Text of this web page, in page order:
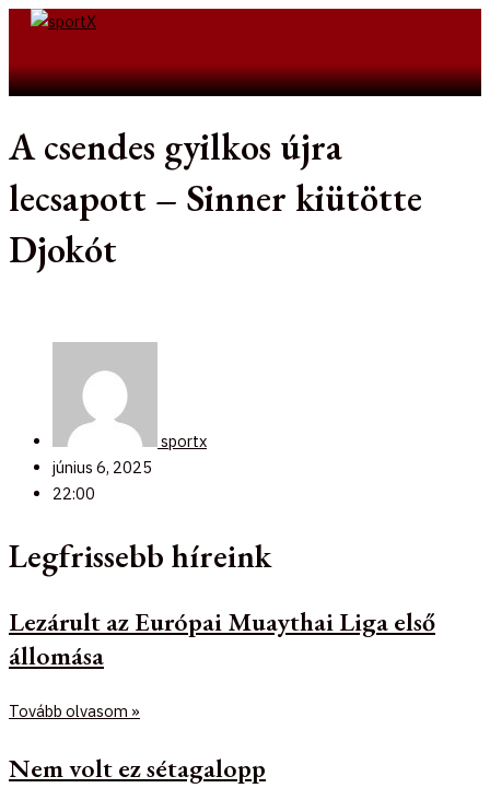
Skip
A csendes gyilkos újra
lecsapott – Sinner kiütötte
Djokót
sportx
június 6, 2025
22:00
Legfrissebb híreink
Lezárult az Európai Muaythai Liga első
állomása
Tovább olvasom »
Nem volt ez sétagalopp